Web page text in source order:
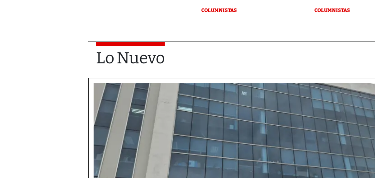
COLUMNISTAS COLUMNISTAS
Lo Nuevo